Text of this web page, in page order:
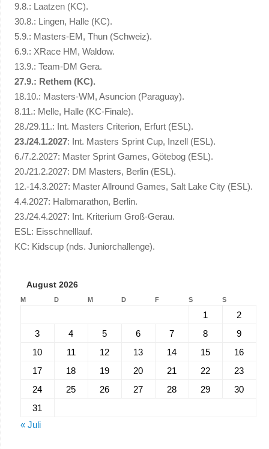
9.8.: Laatzen (KC).
30.8.: Lingen, Halle (KC).
5.9.: Masters-EM, Thun (Schweiz).
6.9.: XRace HM, Waldow.
13.9.: Team-DM Gera.
27.9.: Rethem (KC).
18.10.: Masters-WM, Asuncion (Paraguay).
8.11.: Melle, Halle (KC-Finale).
28./29.11.: Int. Masters Criterion, Erfurt (ESL).
23./24.1.2027: Int. Masters Sprint Cup, Inzell (ESL).
6./7.2.2027: Master Sprint Games, Götebog (ESL).
20./21.2.2027: DM Masters, Berlin (ESL).
12.-14.3.2027: Master Allround Games, Salt Lake City (ESL).
4.4.2027: Halbmarathon, Berlin.
23./24.4.2027: Int. Kriterium Groß-Gerau.
ESL: Eisschnelllauf.
KC: Kidscup (nds. Juniorchallenge).
August 2026
M D M D F S S
1
2
3
4 5 6 7 8
9
10
11 12 13 14 15
16
17
18 19 20 21 22
23
24
25 26 27 28 29
30
31
« Juli